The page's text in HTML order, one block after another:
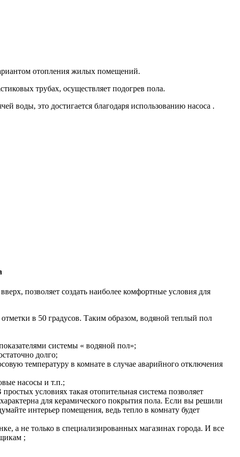
отопления жилых помещений.
трубах, осуществляет подогрев пола.
воды, это достигается благодаря использованию насоса .
позволяет создать наиболее комфортные условия для
в 50 градусов. Таким образом, водяной теплый пол
системы « водяной пол»;
долго;
температуру в комнате в случае аварийного отключения
насосы и т.п.;
условиях такая отопительная система позволяет
для керамического покрытия пола. Если вы решили
интерьер помещения, ведь тепло в комнату будет
а не только в специализированных магазинах города. И все
;